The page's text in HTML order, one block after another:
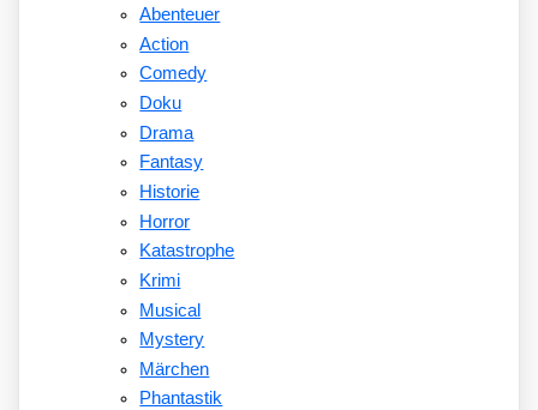
Abenteuer
Action
Comedy
Doku
Drama
Fantasy
Historie
Horror
Katastrophe
Krimi
Musical
Mystery
Märchen
Phantastik